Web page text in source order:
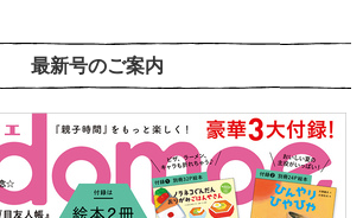
最新号のご案内